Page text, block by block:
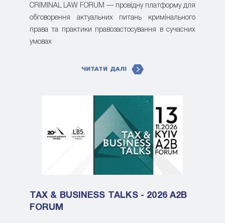
CRIMINAL LAW FORUM — провідну платформу для
обговорення актуальних питань кримінального
права та практики правозастосування в сучасних
умовах
ЧИТАТИ ДАЛІ
TAX & BUSINESS TALKS - 2026 A2B
FORUM